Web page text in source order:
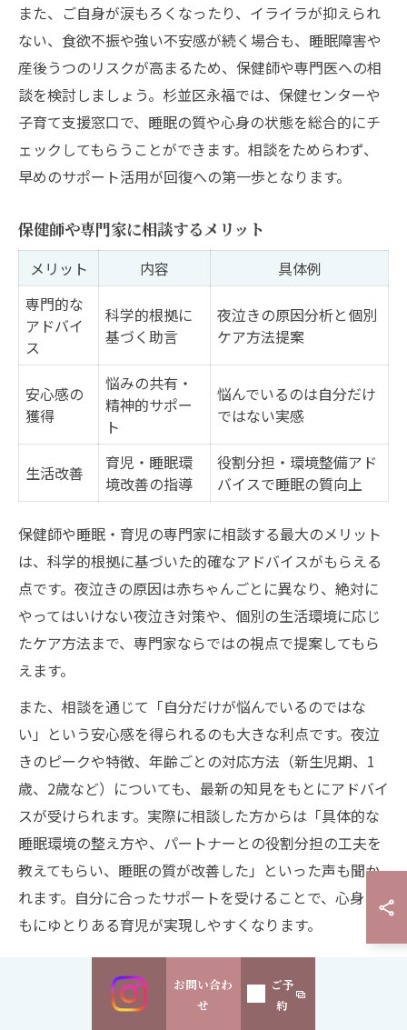
また、ご自身が涙もろくなったり、イライラが抑えられ
ない、食欲不振や強い不安感が続く場合も、睡眠障害や
産後うつのリスクが高まるため、保健師や専門医への相
談を検討しましょう。杉並区永福では、保健センターや
子育て支援窓口で、睡眠の質や心身の状態を総合的にチ
ェックしてもらうことができます。相談をためらわず、
早めのサポート活用が回復への第一歩となります。
保健師や専門家に相談するメリット
メリット 内容
具体例
専門的な
アドバイ
ス
科学的根拠に
基づく助言
夜泣きの原因分析と個別
ケア方法提案
安心感の
獲得
悩みの共有・
精神的サポー
ト
悩んでいるのは自分だけ
ではない実感
生活改善
育児・睡眠環
境改善の指導
役割分担・環境整備アド
バイスで睡眠の質向上
保健師や睡眠・育児の専門家に相談する最大のメリット
は、科学的根拠に基づいた的確なアドバイスがもらえる
点です。夜泣きの原因は赤ちゃんごとに異なり、絶対に
やってはいけない夜泣き対策や、個別の生活環境に応じ
たケア方法まで、専門家ならではの視点で提案してもら
えます。
また、相談を通じて「自分だけが悩んでいるのではな
い」という安心感を得られるのも大きな利点です。夜泣
きのピークや特徴、年齢ごとの対応方法（新生児期、1
歳、2歳など）についても、最新の知見をもとにアドバイ
スが受けられます。実際に相談した方からは「具体的な
睡眠環境の整え方や、パートナーとの役割分担の工夫を
教えてもらい、睡眠の質が改善した」といった声も聞か
れます。自分に合ったサポートを受けることで、心身と
もにゆとりある育児が実現しやすくなります。
赤ちゃんの夜泣き特徴と家庭での睡
お問い合わ
せ
ご予
約